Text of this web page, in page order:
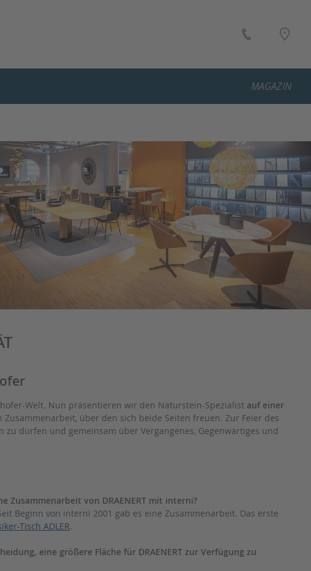
MAGAZIN
Welt. Nun präsentieren wir den Naturstein-Spezialist auf einer
über den sich beide Seiten freuen. Zur Feier des
dürfen und gemeinsam über Vergangenes, Gegenwärtiges und
Zusammenarbeit von DRAENERT mit interni?
Beginn von interni 2001 gab es eine Zusammenarbeit. Das erste
Tisch ADLER.
eine größere Fläche für DRAENERT zur Verfügung zu